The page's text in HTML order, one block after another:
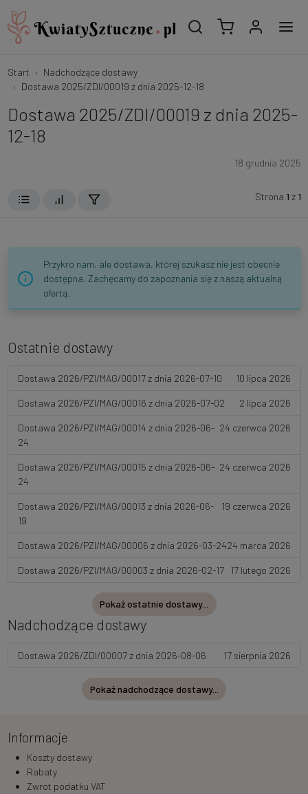
Start
Nadchodzące dostawy
Dostawa 2025/ZDI/00019 z dnia 2025-12-18
Dostawa 2025/ZDI/00019 z dnia 2025-
12-18
18 grudnia 2025
Strona 1 z 1
Przykro nam, ale dostawa, której szukasz nie jest obecnie
dostępna. Zachęcamy do zapoznania się z naszą aktualną
ofertą.
Ostatnie dostawy
10 lipca 2026
Dostawa 2026/PZI/MAG/00017 z dnia 2026-07-10
2 lipca 2026
Dostawa 2026/PZI/MAG/00016 z dnia 2026-07-02
24 czerwca 2026
Dostawa 2026/PZI/MAG/00014 z dnia 2026-06-
24
24 czerwca 2026
Dostawa 2026/PZI/MAG/00015 z dnia 2026-06-
24
19 czerwca 2026
Dostawa 2026/PZI/MAG/00013 z dnia 2026-06-
19
24 marca 2026
Dostawa 2026/PZI/MAG/00006 z dnia 2026-03-24
17 lutego 2026
Dostawa 2026/PZI/MAG/00003 z dnia 2026-02-17
Pokaż ostatnie dostawy...
Nadchodzące dostawy
17 sierpnia 2026
Dostawa 2026/ZDI/00007 z dnia 2026-08-06
Pokaż nadchodzące dostawy...
Informacje
Koszty dostawy
Rabaty
Zwrot podatku VAT